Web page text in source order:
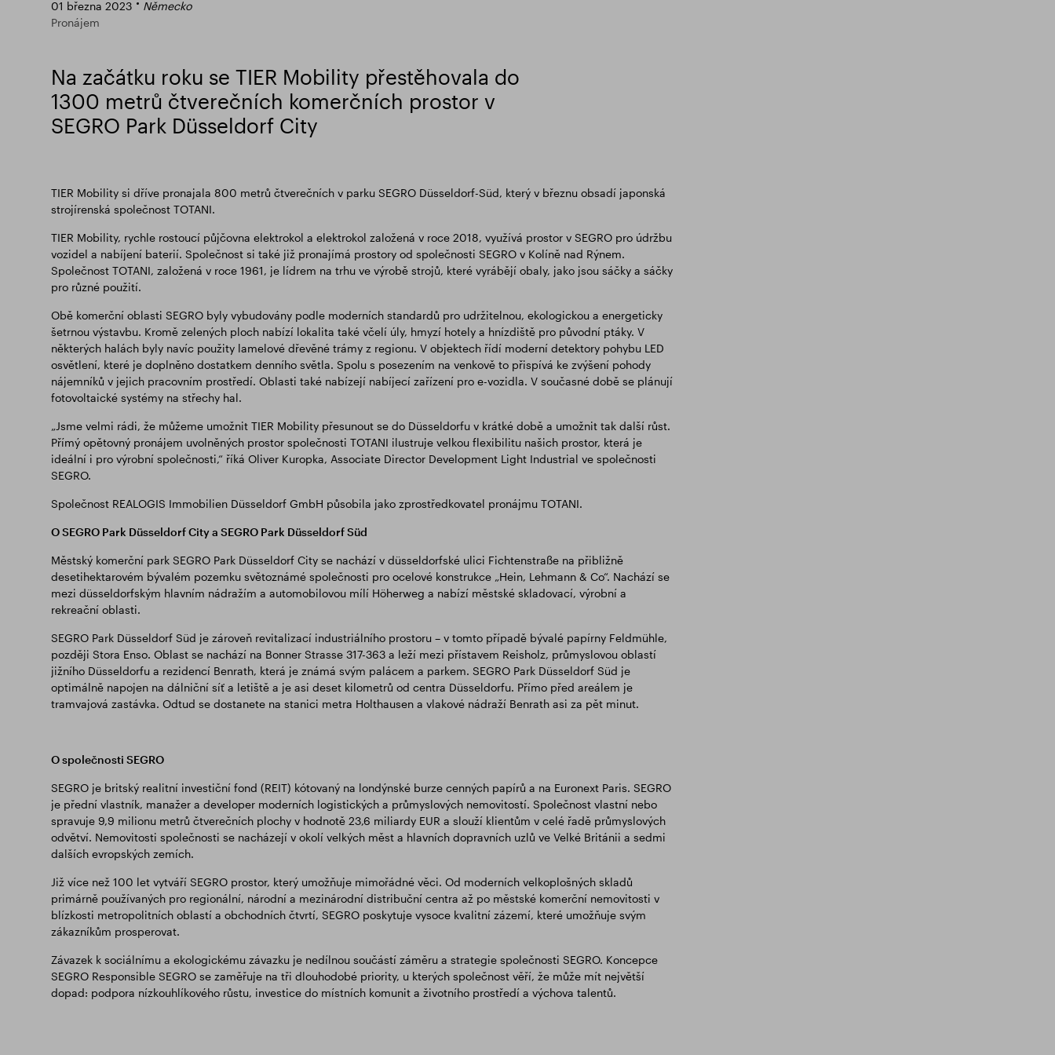
01 března 2023
Německo
Pronájem
Na začátku roku se TIER Mobility přestěhovala do
1300 metrů čtverečních komerčních prostor v
SEGRO Park Düsseldorf City
TIER Mobility si dříve pronajala 800 metrů čtverečních v parku SEGRO Düsseldorf-Süd, který v březnu obsadí japonská
strojírenská společnost TOTANI.
TIER Mobility, rychle rostoucí půjčovna elektrokol a elektrokol založená v roce 2018, využívá prostor v SEGRO pro údržbu
vozidel a nabíjení baterií. Společnost si také již pronajímá prostory od společnosti SEGRO v Kolíně nad Rýnem.
Společnost TOTANI, založená v roce 1961, je lídrem na trhu ve výrobě strojů, které vyrábějí obaly, jako jsou sáčky a sáčky
pro různé použití.
Obě komerční oblasti SEGRO byly vybudovány podle moderních standardů pro udržitelnou, ekologickou a energeticky
šetrnou výstavbu. Kromě zelených ploch nabízí lokalita také včelí úly, hmyzí hotely a hnízdiště pro původní ptáky. V
některých halách byly navíc použity lamelové dřevěné trámy z regionu. V objektech řídí moderní detektory pohybu LED
osvětlení, které je doplněno dostatkem denního světla. Spolu s posezením na venkově to přispívá ke zvýšení pohody
nájemníků v jejich pracovním prostředí. Oblasti také nabízejí nabíjecí zařízení pro e-vozidla. V současné době se plánují
fotovoltaické systémy na střechy hal.
„Jsme velmi rádi, že můžeme umožnit TIER Mobility přesunout se do Düsseldorfu v krátké době a umožnit tak další růst.
Přímý opětovný pronájem uvolněných prostor společnosti TOTANI ilustruje velkou flexibilitu našich prostor, která je
ideální i pro výrobní společnosti,“ říká Oliver Kuropka, Associate Director Development Light Industrial ve společnosti
SEGRO.
Společnost REALOGIS Immobilien Düsseldorf GmbH působila jako zprostředkovatel pronájmu TOTANI.
O SEGRO Park Düsseldorf City a SEGRO Park Düsseldorf Süd
Městský komerční park SEGRO Park Düsseldorf City se nachází v düsseldorfské ulici Fichtenstraße na přibližně
desetihektarovém bývalém pozemku světoznámé společnosti pro ocelové konstrukce „Hein, Lehmann & Co“. Nachází se
mezi düsseldorfským hlavním nádražím a automobilovou mílí Höherweg a nabízí městské skladovací, výrobní a
rekreační oblasti.
SEGRO Park Düsseldorf Süd je zároveň revitalizací industriálního prostoru – v tomto případě bývalé papírny Feldmühle,
později Stora Enso. Oblast se nachází na Bonner Strasse 317-363 a leží mezi přístavem Reisholz, průmyslovou oblastí
jižního Düsseldorfu a rezidencí Benrath, která je známá svým palácem a parkem. SEGRO Park Düsseldorf Süd je
optimálně napojen na dálniční síť a letiště a je asi deset kilometrů od centra Düsseldorfu. Přímo před areálem je
tramvajová zastávka. Odtud se dostanete na stanici metra Holthausen a vlakové nádraží Benrath asi za pět minut.
O společnosti SEGRO
SEGRO je britský realitní investiční fond (REIT) kótovaný na londýnské burze cenných papírů a na Euronext Paris. SEGRO
je přední vlastník, manažer a developer moderních logistických a průmyslových nemovitostí. Společnost vlastní nebo
spravuje 9,9 milionu metrů čtverečních plochy v hodnotě 23,6 miliardy EUR a slouží klientům v celé řadě průmyslových
odvětví. Nemovitosti společnosti se nacházejí v okolí velkých měst a hlavních dopravních uzlů ve Velké Británii a sedmi
dalších evropských zemích.
Již více než 100 let vytváří SEGRO prostor, který umožňuje mimořádné věci. Od moderních velkoplošných skladů
primárně používaných pro regionální, národní a mezinárodní distribuční centra až po městské komerční nemovitosti v
blízkosti metropolitních oblastí a obchodních čtvrtí, SEGRO poskytuje vysoce kvalitní zázemí, které umožňuje svým
zákazníkům prosperovat.
Závazek k sociálnímu a ekologickému závazku je nedílnou součástí záměru a strategie společnosti SEGRO. Koncepce
SEGRO Responsible SEGRO se zaměřuje na tři dlouhodobé priority, u kterých společnost věří, že může mít největší
dopad: podpora nízkouhlíkového růstu, investice do místních komunit a životního prostředí a výchova talentů.